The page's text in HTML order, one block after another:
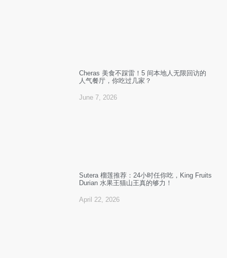
Cheras 美食不踩雷！5 间本地人无限回访的
人气餐厅，你吃过几家？
June 7, 2026
Sutera 榴莲推荐：24小时任你吃，King Fruits
Durian 水果王猫山王真的够力！
April 22, 2026